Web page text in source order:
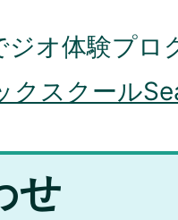
ジオ体験プ
クスクール
せ